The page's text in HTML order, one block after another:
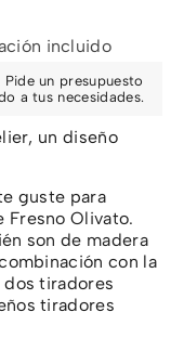
incluido
un presupuesto
a tus necesidades.
un diseño
guste para
Fresno Olivato.
son de madera
con la
tiradores
tiradores